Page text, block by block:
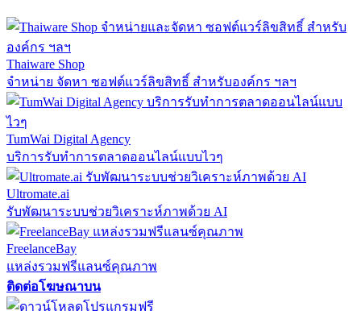
Thaiware Shop
จำหน่าย จัดหา ซอฟต์แวร์ลิขสิทธิ์ สำหรับองค์กร ฯลฯ
TumWai Digital Agency
บริการรับทำการตลาดออนไลน์แบบไวๆ
Ultromate.ai
รับพัฒนาระบบช่วยวิเคราะห์ภาพด้วย AI
FreelanceBay
แหล่งรวมฟรีแลนซ์คุณภาพ
ติดต่อโฆษณาบน